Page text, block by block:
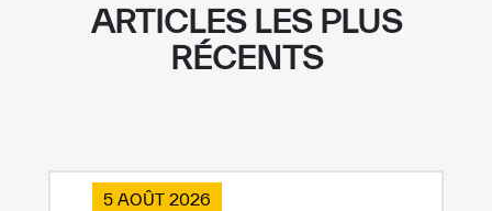
ARTICLES LES PLUS
RÉCENTS
5 AOÛT 2026